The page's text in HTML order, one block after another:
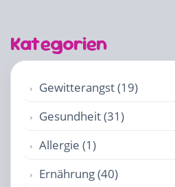
Kategorien
Gewitterangst (19)
Gesundheit (31)
Allergie (1)
Ernährung (40)